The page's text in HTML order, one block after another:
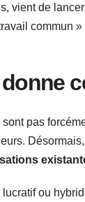
vient de
commun
pas
ou